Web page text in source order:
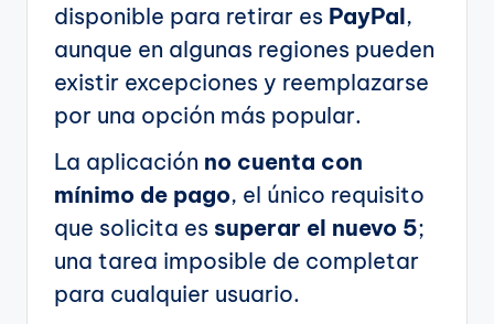
disponible para retirar es PayPal,
aunque en algunas regiones pueden
existir excepciones y reemplazarse
por una opción más popular.
La aplicación no cuenta con
mínimo de pago, el único requisito
que solicita es superar el nuevo 5;
una tarea imposible de completar
para cualquier usuario.